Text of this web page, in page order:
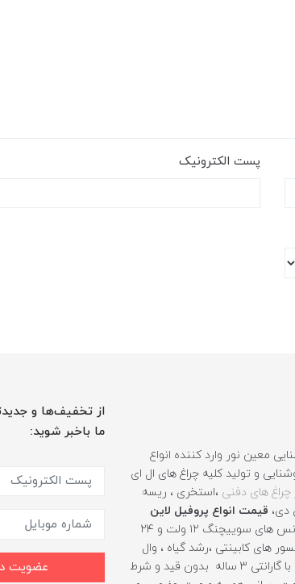
پست الکترونیک
معین نور وارد کننده انواع
و تولید کلیه چراغ های ال ای
چراغ های دفنی ،استخری ، ریسه
دی، قیمت انواع پروفیل لاین
، ترانس های سوییچنگ ۱۲ ولت و ۲۴
های کابینتی ،رشد گیاه ، وال
واشر و .... با گارانتی ۳ ساله بدون قید و شرط
از تخفیف‌ها و
ما باخبر شوید:
عضویت